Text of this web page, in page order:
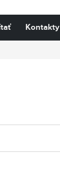
Kontakty